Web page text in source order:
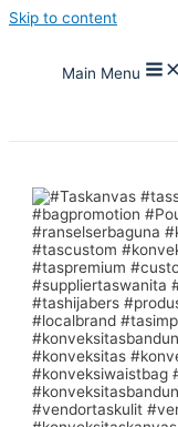
Skip to content
Main Menu